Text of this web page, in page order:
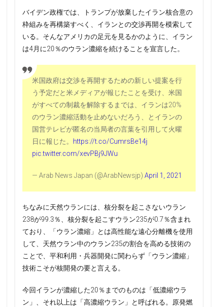
バイデン政権では、トランプが放棄したイラン核合意の
枠組みを再構築すべく、イランとの交渉再開を模索して
いる。そんなアメリカの足元を見るかのように、イラン
は4月に20％のウラン濃縮を続けることを宣言した。
米国政府は交渉を再開するための新しい提案を行
う予定だと米メディアが報じたことを受け、米国
がすべての制裁を解除するまでは、イランは20%
のウラン濃縮活動を止めないだろう、とイランの
国営テレビが匿名の当局者の言葉を引用して火曜
日に報じた。 https://t.co/CumrsBe14j
pic.twitter.com/xevPBj9JWu
— Arab News Japan (@ArabNewsjp) April 1, 2021
ちなみに天然ウランには、核分裂を起こさないウラン
238が99.3％、核分裂を起こすウラン235が0.7％含まれ
ており、「ウラン濃縮」とは高性能な遠心分離機を使用
して、天然ウラン中のウラン235の割合を高める技術の
ことで、平和利用・兵器開発に関わらず「ウラン濃縮」
技術こそが核開発の要と言える。
今回イランが濃縮した20％までのものは「低濃縮ウラ
ン」、それ以上は「高濃縮ウラン」と呼ばれる。原発燃